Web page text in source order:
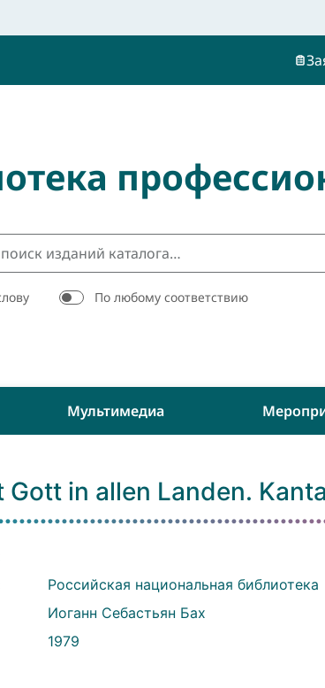
По любому соответствию
Мультимедиа
in allen Landen.
Российская национальная библиотека
Иоганн Себастьян Бах
1979